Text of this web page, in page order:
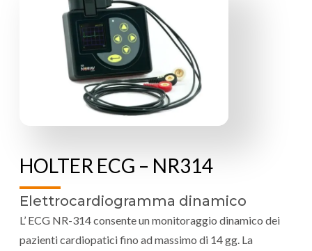
HOLTER ECG – NR314
Elettrocardiogramma dinamico
L’ ECG NR-314 consente un monitoraggio dinamico dei
pazienti cardiopatici fino ad massimo di 14 gg. La